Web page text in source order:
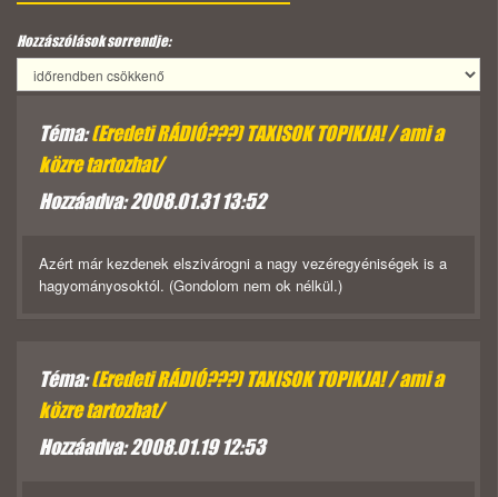
Hozzászólások sorrendje:
Téma:(Eredeti RÁDIÓ???) TAXISOK TOPIKJA! / ami a
közre tartozhat/
Hozzáadva: 2008.01.31 13:52
Azért már kezdenek elszivárogni a nagy vezéregyéniségek is a
hagyományosoktól. (Gondolom nem ok nélkül.)
Téma:(Eredeti RÁDIÓ???) TAXISOK TOPIKJA! / ami a
közre tartozhat/
Hozzáadva: 2008.01.19 12:53